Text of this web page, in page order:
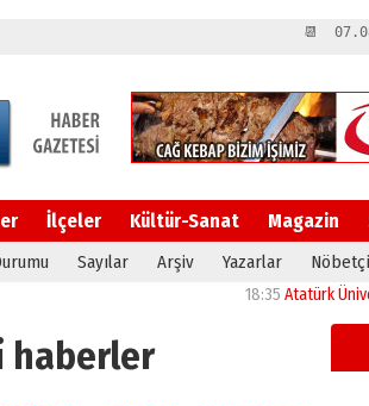
📆
İlçeler Kültür-Sanat Magazin
Sayılar Arşiv Yazarlar
Atatürk
haberler